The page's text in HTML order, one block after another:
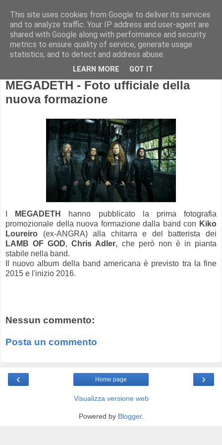
MEGADETH - Foto ufficiale della
nuova formazione
MEGADETH
hanno pubblicato la prima fotografia
promozionale della nuova formazione dalla band con Kiko
Loureiro (ex-ANGRA) alla chitarra e del batterista dei
LAMB OF GOD,Chris Adler, che però non è in pianta
stabile nella band.
Il nuovo album della band americana è previsto tra la fine
2015 e l'inizio 2016.
Nessun commento:
Posta un commento
‹ ›
Home page
Visualizza versione web
Powered by Blogger.
This site uses cookies from Google to deliver its services
and to analyze traffic. Your IP address and user-agent are
shared with Google along with performance and security
metrics to ensure quality of service, generate usage
statistics, and to detect and address abuse.
LEARN MORE GOT IT